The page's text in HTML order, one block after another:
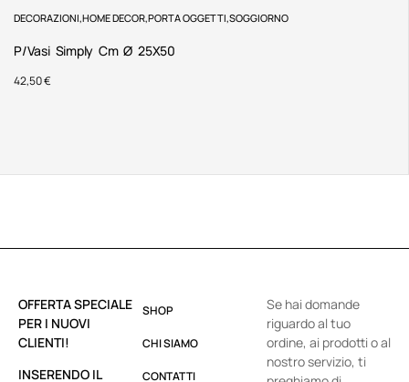
DECORAZIONI,HOME DECOR,PORTA OGGETTI,SOGGIORNO
P/Vasi Simply Cm Ø 25X50
42,50€
OFFERTA SPECIALE
PER I NUOVI
CLIENTI!
INSERENDO IL
SHOP
CHI SIAMO
CONTATTI
Se hai domande
riguardo al tuo
ordine, ai prodotti o al
nostro servizio, ti